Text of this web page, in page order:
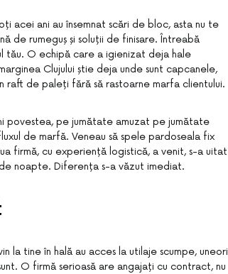
ani au însemnat scări de bloc, asta nu te
de rumeguș și soluții de finisare. Întreabă
tău. O echipă care a igienizat deja hale
Clujului știe deja unde sunt capcanele,
raft de paleți fără să rastoarne marfa clientului.
povestea, pe jumătate amuzat pe jumătate
de marfă. Veneau să spele pardoseala fix
firmă, cu experiență logistică, a venit, s-a uitat
noapte. Diferența s-a văzut imediat.
la tine în hală au acces la utilaje scumpe, uneori
O firmă serioasă are angajați cu contract, nu